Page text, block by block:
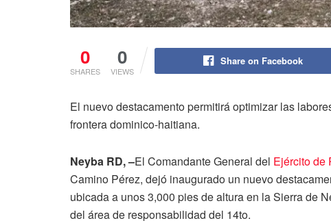
0
SHARES
0
VIEWS
Share on Facebook
El nuevo destacamento permitirá optimizar las
frontera dominico-haitiana.
Neyba RD, –El Comandante General del Ejército de
Camino Pérez, dejó inaugurado un nuevo
ubicada a unos 3,000 pies de altura en la Sierra de
del área de responsabilidad del 14to.